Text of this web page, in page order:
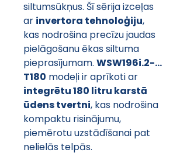
siltumsūkņus. Šī sērija izceļas
ar invertora tehnoloģiju,
kas nodrošina precīzu jaudas
pielāgošanu ēkas siltuma
pieprasījumam. WSW196i.2-...
T180 modeļi ir aprīkoti ar
integrētu 180 litru karstā
ūdens tvertni, kas nodrošina
kompaktu risinājumu,
piemērotu uzstādīšanai pat
nelielās telpās.